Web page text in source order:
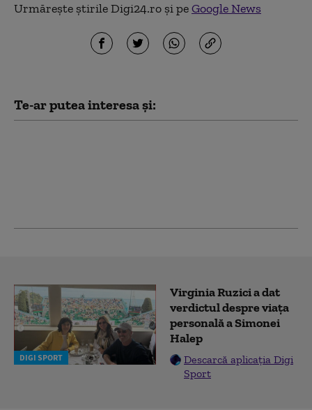
Urmărește știrile Digi24.ro și peGoogle News
Te-ar putea interesa și:
DIGI SPORT
Virginia Ruzici a dat
verdictul despre viața
personală a Simonei
Halep
Descarcă aplicația Digi
Sport